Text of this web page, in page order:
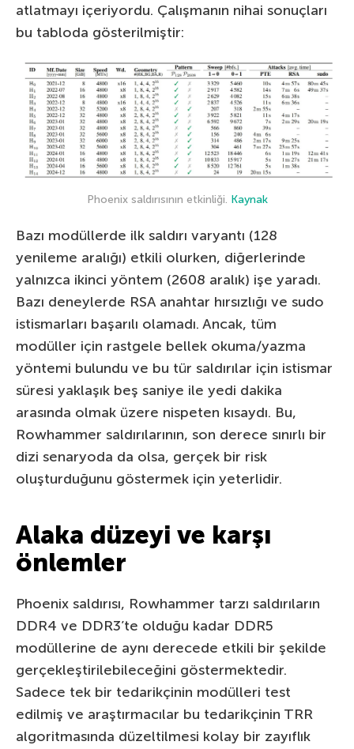
atlatmayı içeriyordu. Çalışmanın nihai sonuçları
bu tabloda gösterilmiştir:
Phoenix saldırısının etkinliği. Kaynak
Bazı modüllerde ilk saldırı varyantı (128
yenileme aralığı) etkili olurken, diğerlerinde
yalnızca ikinci yöntem (2608 aralık) işe yaradı.
Bazı deneylerde RSA anahtar hırsızlığı ve sudo
istismarları başarılı olamadı. Ancak, tüm
modüller için rastgele bellek okuma/yazma
yöntemi bulundu ve bu tür saldırılar için istismar
süresi yaklaşık beş saniye ile yedi dakika
arasında olmak üzere nispeten kısaydı. Bu,
Rowhammer saldırılarının, son derece sınırlı bir
dizi senaryoda da olsa, gerçek bir risk
oluşturduğunu göstermek için yeterlidir.
Alaka düzeyi ve karşı
önlemler
Phoenix saldırısı, Rowhammer tarzı saldırıların
DDR4 ve DDR3’te olduğu kadar DDR5
modüllerine de aynı derecede etkili bir şekilde
gerçekleştirilebileceğini göstermektedir.
Sadece tek bir tedarikçinin modülleri test
edilmiş ve araştırmacılar bu tedarikçinin TRR
algoritmasında düzeltilmesi kolay bir zayıflık